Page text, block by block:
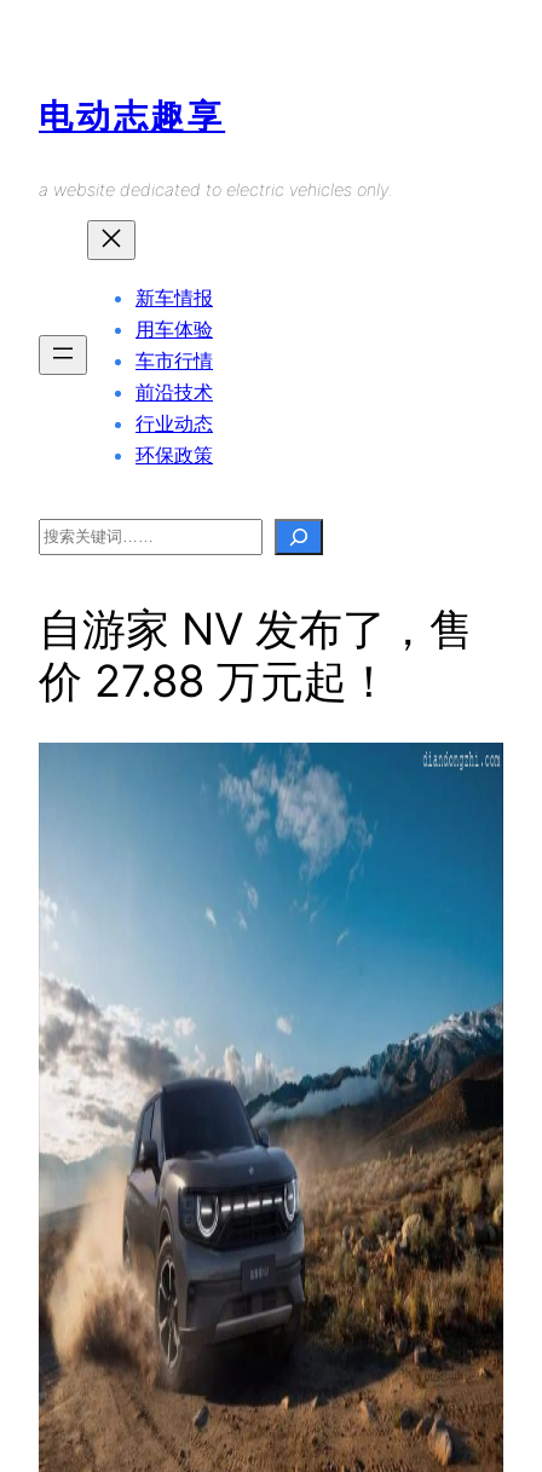
电动志趣享
a website dedicated to electric vehicles only.
新车情报
用车体验
车市行情
前沿技术
行业动态
环保政策
Search
自游家 NV 发布了，售
价 27.88 万元起！